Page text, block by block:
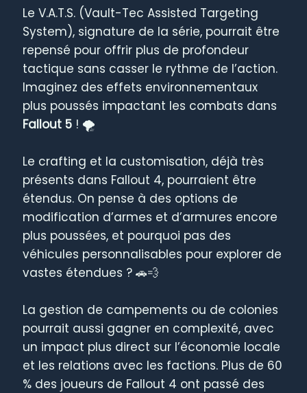
Le V.A.T.S. (Vault-Tec Assisted Targeting
System), signature de la série, pourrait être
repensé pour offrir plus de profondeur
tactique sans casser le rythme de l’action.
Imaginez des effets environnementaux
plus poussés impactant les combats dans
Fallout 5 ! 🌪️
Le crafting et la customisation, déjà très
présents dans Fallout 4, pourraient être
étendus. On pense à des options de
modification d’armes et d’armures encore
plus poussées, et pourquoi pas des
véhicules personnalisables pour explorer de
vastes étendues ? 🚗💨
La gestion de campements ou de colonies
pourrait aussi gagner en complexité, avec
un impact plus direct sur l’économie locale
et les relations avec les factions. Plus de 60
% des joueurs de Fallout 4 ont passé des